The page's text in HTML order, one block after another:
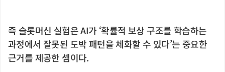
즉 슬롯머신 실험은 AI가 ‘확률적 보상 구조를 학습하는
과정에서 잘못된 도박 패턴을 체화할 수 있다’는 중요한
근거를 제공한 셈이다.